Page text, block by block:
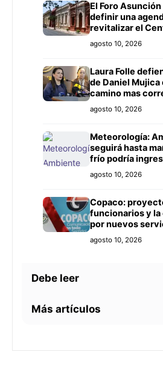
El Foro
definir una
revitalizar el
agosto 10, 2026
Laura Folle
de Daniel Mujica
camino mas
agosto 10, 2026
Meteorología:
seguirá hasta
frío podría
agosto 10, 2026
Copaco:
funcionarios y la
por nuevos
recuperar
agosto 10, 2026
Debe leer
La realidad del
Más artículos